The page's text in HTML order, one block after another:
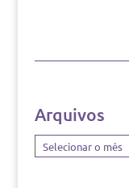
Arquivos
Arquivos